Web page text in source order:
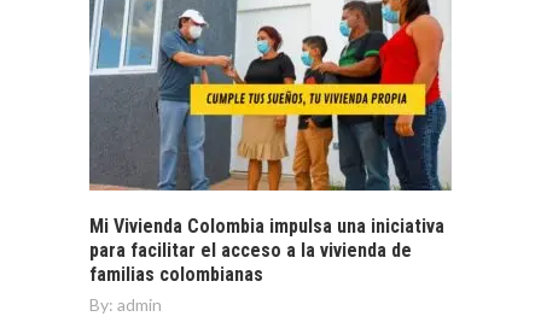
Mi Vivienda Colombia impulsa una iniciativa
para facilitar el acceso a la vivienda de
familias colombianas
By: admin